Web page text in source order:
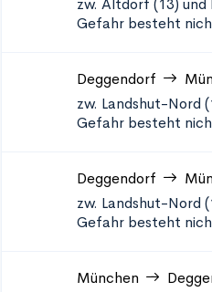
zw. Altdorf (13)
Gefahr besteht
Deggendorf
zw. Landshut-Nord
Gefahr besteht
Deggendorf
zw. Landshut-Nord
Gefahr besteht
München